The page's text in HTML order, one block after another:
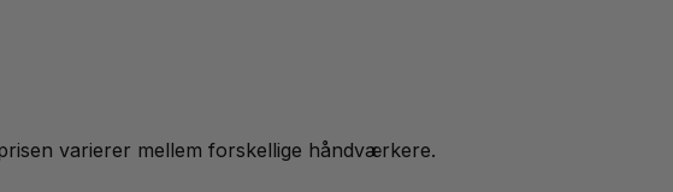
varierer mellem forskellige håndværkere.